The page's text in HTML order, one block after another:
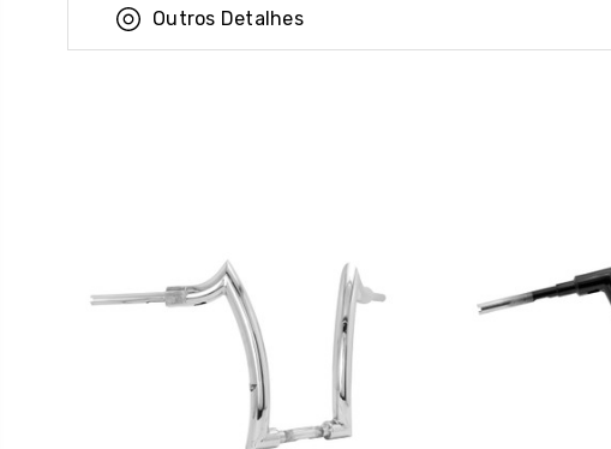
Outros Detalhes